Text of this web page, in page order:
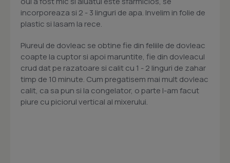
incorporeaza si 2 - 3 linguri de apa. Invelim in folie de
plastic si lasam la rece.
Piureul de dovleac se obtine fie din feliile de dovleac
coapte la cuptor si apoi maruntite, fie din dovleacul
crud dat pe razatoare si calit cu 1 - 2 linguri de zahar
timp de 10 minute. Cum pregatisem mai mult dovleac
calit, ca sa pun si la congelator, o parte l-am facut
piure cu piciorul vertical al mixerului.